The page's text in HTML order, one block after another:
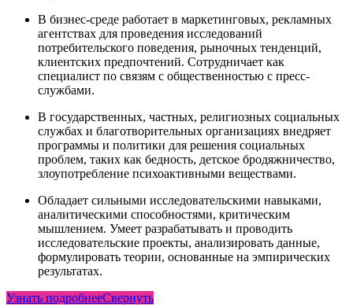
В бизнес-среде работает в маркетинговых, рекламных
агентствах для проведения исследований
потребительского поведения, рыночных тенденций,
клиентских предпочтений. Сотрудничает как
специалист по связям с общественностью с пресс-
службами.
В государственных, частных, религиозных социальных
службах и благотворительных организациях внедряет
программы и политики для решения социальных
проблем, таких как бедность, детское бродяжничество,
злоупотребление психоактивными веществами.
Обладает сильными исследовательскими навыками,
аналитическими способностями, критическим
мышлением. Умеет разрабатывать и проводить
исследовательские проекты, анализировать данные,
формулировать теории, основанные на эмпирических
результатах.
Узнать подробнееСвернуть